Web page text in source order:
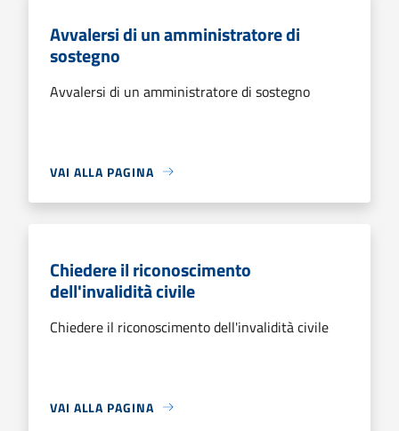
Avvalersi di un amministratore di
sostegno
Avvalersi di un amministratore di sostegno
VAI ALLA PAGINA
Chiedere il riconoscimento
dell'invalidità civile
Chiedere il riconoscimento dell'invalidità civile
VAI ALLA PAGINA